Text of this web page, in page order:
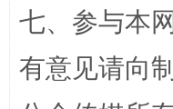
七、参与本
有意见请向